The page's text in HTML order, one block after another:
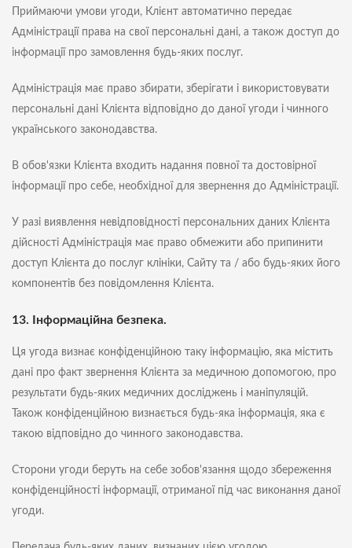
Приймаючи умови угоди, Клієнт автоматично передає
Адміністрації права на свої персональні дані, а також доступ до
інформації про замовлення будь-яких послуг.
Адміністрація має право збирати, зберігати і використовувати
персональні дані Клієнта відповідно до даної угоди і чинного
українського законодавства.
В обов'язки Клієнта входить надання повної та достовірної
інформації про себе, необхідної для звернення до Адміністрації.
У разі виявлення невідповідності персональних даних Клієнта
дійсності Адміністрація має право обмежити або припинити
доступ Клієнта до послуг клініки, Сайту та / або будь-яких його
компонентів без повідомлення Клієнта.
13. Інформаційна безпека.
Ця угода визнає конфіденційною таку інформацію, яка містить
дані про факт звернення Клієнта за медичною допомогою, про
результати будь-яких медичних досліджень і маніпуляцій.
Також конфіденційною визнається будь-яка інформація, яка є
такою відповідно до чинного законодавства.
Сторони угоди беруть на себе зобов'язання щодо збереження
конфіденційності інформації, отриманої під час виконання даної
угоди.